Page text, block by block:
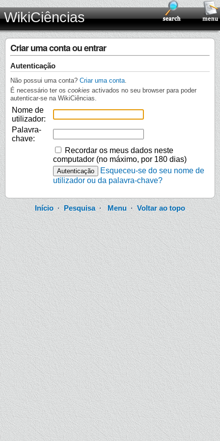
WikiCiências
Criar uma conta ou entrar
Autenticação
Não possui uma conta? Criar uma conta
É necessário ter os cookies activados no seu browser para poder
autenticar-se na WikiCiências.
Nome de
utilizador:
Palavra-
chave:
Recordar os meus dados neste
computador (no máximo, por 180 dias)
Esqueceu-se do seu nome de
utilizador ou da palavra-chave?
Início· Pesquisa·Menu ·Voltar ao topo